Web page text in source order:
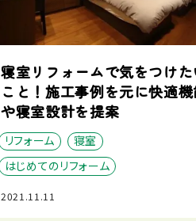
寝室リフォームで気をつけ
こと！施工事例を元に快適
や寝室設計を提案
リフォーム
寝室
はじめてのリフォーム
2021.11.11